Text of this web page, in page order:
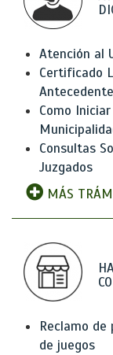
Atención al
Certificado
Como
Consultas
Juzgados
MÁS
Reclamo
de juegos